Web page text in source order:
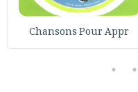
Chansons Pour Appr
4
5